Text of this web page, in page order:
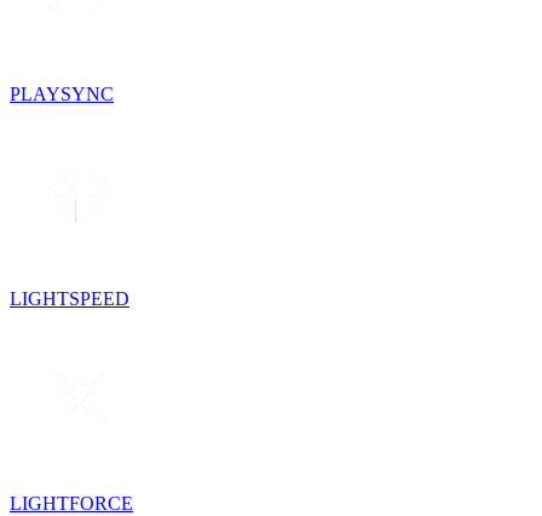
PLAYSYNC
LIGHTSPEED
LIGHTFORCE